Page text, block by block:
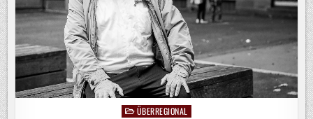
PostedÜBERREGIONAL